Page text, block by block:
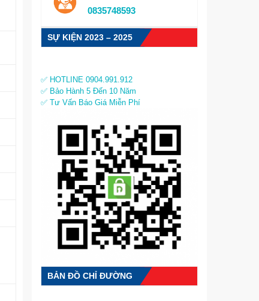
0835748593
SỰ KIỆN 2023 – 2025
✅ HOTLINE 0904.991.912
✅ Bảo Hành 5 Đến 10 Năm
✅ Tư Vấn Báo Giá Miễn Phí
BẢN ĐỒ CHỈ ĐƯỜNG